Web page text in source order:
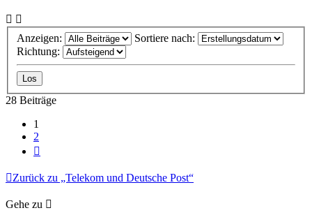
Anzeigen:
Sortiere nach:
Richtung:
28 Beiträge
1
2
Zurück zu „Telekom und Deutsche Post“
Gehe zu